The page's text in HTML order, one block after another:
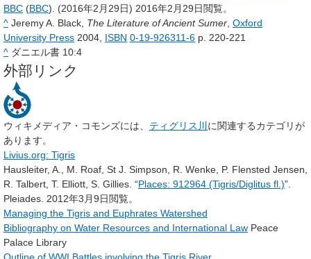
BBC (BBC). (2016年2月29日) 2016年2月29日閲覧。
^ Jeremy A. Black, The Literature of Ancient Sumer Oxford
University Press 2004, ISBN 0-19-926311-6 p. 220-221
^ ダニエル書 10:4
外部リンク
ウィキメディア・コモンズには、 ティグリス川 に関連するカテゴリが
あります。
Livius.org: Tigris
Hausleiter, A., M. Roaf, St J. Simpson, R. Wenke, P. Flensted Jensen,
R. Talbert, T. Elliott, S. Gillies. “Places: 912964 (Tigris/Diglitus fl.)”.
Pleiades. 2012年3月9日閲覧。
Managing the Tigris and Euphrates Watershed
Bibliography on Water Resources and International Law Peace
Palace Library
Outline of WWI Battles involving the Tigris River